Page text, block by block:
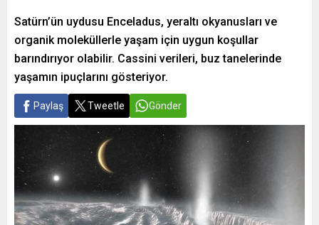
Satürn’ün uydusu Enceladus, yeraltı okyanusları ve
organik moleküllerle yaşam için uygun koşullar
barındırıyor olabilir. Cassini verileri, buz tanelerinde
yaşamın ipuçlarını gösteriyor.
Paylaş Tweetle Gönder